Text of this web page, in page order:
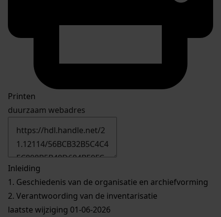
Printen
duurzaam webadres
Inleiding
1. Geschiedenis van de organisatie en archiefvorming
2. Verantwoording van de inventarisatie
laatste wijziging 01-06-2026